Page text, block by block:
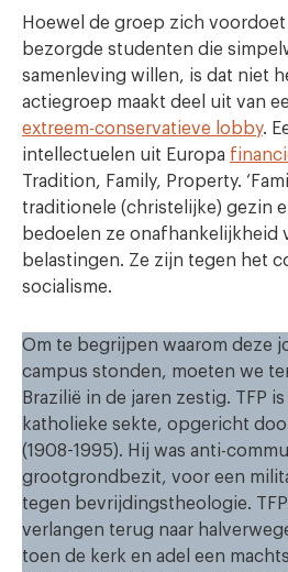
Hoewel de groep zich
bezorgde studenten die
samenleving willen, is dat niet
actiegroep maakt deel uit van
extreem-conservatieve lobby.
intellectuelen uit Europa
Tradition, Family, Property.
traditionele (christelijke) gezin
bedoelen ze onafhankelijkheid
belastingen. Ze zijn tegen het
socialisme.
Om te begrijpen waarom deze
campus stonden, moeten we
Brazilië in de jaren zestig. TFP
katholieke sekte, opgericht
(1908-1995). Hij was anti-
grootgrondbezit, voor een
tegen bevrijdingstheologie.
verlangen terug naar
toen de kerk en adel een